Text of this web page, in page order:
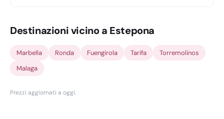
Destinazioni vicino a Estepona
Marbella Ronda Fuengirola Tarifa
Torremolinos
Malaga
Prezzi aggiornati a oggi.